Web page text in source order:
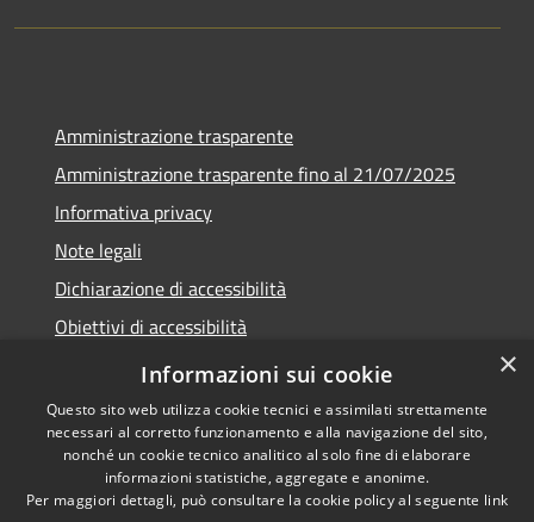
Amministrazione trasparente
Amministrazione trasparente fino al 21/07/2025
Informativa privacy
Note legali
Dichiarazione di accessibilità
Obiettivi di accessibilità
Piano di miglioramento
Accessibilità
Copyright © 2026 • Comune di
Nembro • Powered by
×
Informazioni sui cookie
Questo sito web utilizza cookie tecnici e assimilati strettamente
necessari al corretto funzionamento e alla navigazione del sito,
nonché un cookie tecnico analitico al solo fine di elaborare
informazioni statistiche, aggregate e anonime.
Per maggiori dettagli, può consultare la cookie policy al seguente link